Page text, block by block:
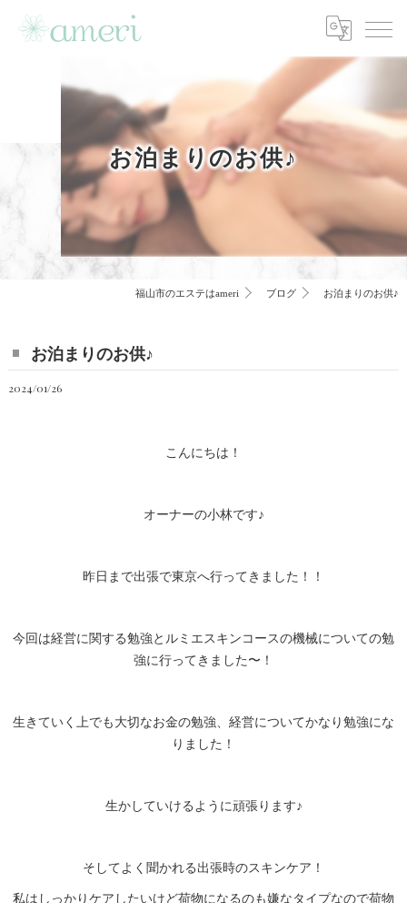
お泊まりのお供♪
福山市のエステはameri ブログ お泊まりのお供♪
お泊まりのお供♪
2024/01/26
こんにちは！
オーナーの小林です♪
昨日まで出張で東京へ行ってきました！！
今回は経営に関する勉強とルミエスキンコースの機械についての勉
強に行ってきました〜！
生きていく上でも大切なお金の勉強、経営についてかなり勉強にな
りました！
生かしていけるように頑張ります♪
そしてよく聞かれる出張時のスキンケア！
私はしっかりケアしたいけど荷物になるのも嫌なタイプなので荷物